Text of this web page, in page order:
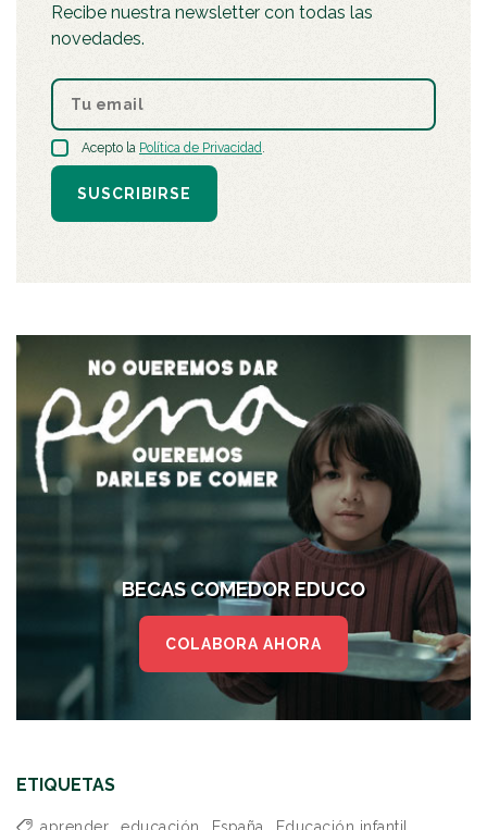
Recibe nuestra newsletter con todas las
novedades.
Acepto la Política de Privacidad
SUSCRIBIRSE
BECAS COMEDOR EDUCO
COLABORA AHORA
ETIQUETAS
aprender educación España Educación infantil